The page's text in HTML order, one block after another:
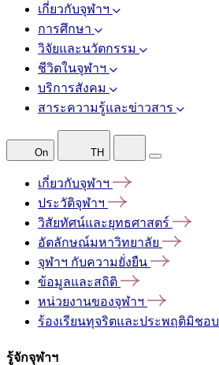
เกี่ยวกับจุฬาฯ
การศึกษา
วิจัยและนวัตกรรม
ชีวิตในจุฬาฯ
บริการสังคม
สาระความรู้และข่าวสาร
On TH
เกี่ยวกับจุฬาฯ
ประวัติจุฬาฯ
วิสัยทัศน์และยุทธศาสตร์
อัตลักษณ์มหาวิทยาลัย
จุฬาฯ กับความยั่งยืน
ข้อมูลและสถิติ
หน่วยงานของจุฬาฯ
ร้องเรียนทุจริตและประพฤติมิชอบ
รู้จักจุฬาฯ